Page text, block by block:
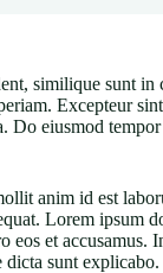
similique sunt in
Excepteur
Do eiusmod
anim id est
Lorem ipsum
eos et accusamus.
dicta sunt explicabo.